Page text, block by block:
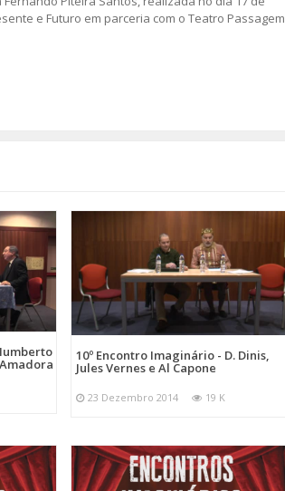
e Futuro em parceria com o Teatro Passagem
10º Encontro Imaginário - D. Dinis,
Jules Vernes e Al Capone
23 Dezembro 2014 19 K